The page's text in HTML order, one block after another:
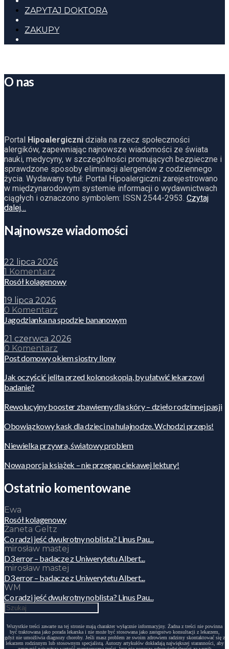
ZAPYTAJ DOKTORA
ZAKUPY
O nas
Portal Hipoalergiczni działa na rzecz społeczności
alergików, zapewniając najnowsze wiadomości ze świata
nauki, medycyny, w szczególności promujących bezpieczne i
sprawdzone sposoby eliminacji alergenów z codziennego
życia. Wydawany tytuł: Portal Hipoalergiczni zarejestrowano
w międzynarodowym systemie informacji o wydawnictwach
ciągłych i oznaczono symbolem: ISSN 2544-2953. Czytaj
dalej…
Najnowsze wiadomości
22 lipca 2026
1 Komentarz
Rosół kolagenowy
19 lipca 2026
0 Komentarz
Jagodzianka na spodzie bananowym
21 czerwca 2026
0 Komentarz
Post domowy okiem siostry Ilony
Jak oczyścić jelita przed kolonoskopią, by ułatwić lekarzowi
badanie?
Rewolucyjny booster zbawienny dla skóry – dzieło rodzinnej pasji
Obowiązkowy kask dla dzieci na hulajnodze. Wchodzi przepis!
Niewielka przywra, światowy problem
Nowa porcja książek – nie przegap ciekawej lektury!
Ostatnio komentowane
Ewa
Rosół kolagenowy
Żaneta Geltz
Co radzi jeść dwukrotny noblista? Linus Pau...
mirosław mastej
D3 error – badacze z Uniwerytetu Albert...
mirosław mastej
D3 error – badacze z Uniwerytetu Albert...
WM
Co radzi jeść dwukrotny noblista? Linus Pau...
Wszystkie treści zawarte na tej stronie mają charakter wyłącznie informacyjny. Żadna z treści nie powinna
być traktowana jako porada lekarska i nie może być stosowana jako zastępstwo konsultacji z lekarzem,
gdyż nie umożliwia diagnozy choroby. Jeśli masz problem ze swoim zdrowiem radzimy skontaktować się z
lekarzem rodzinnym lub stosownym specjalistą. Autorzy artykułów dokładają największej staranności, aby